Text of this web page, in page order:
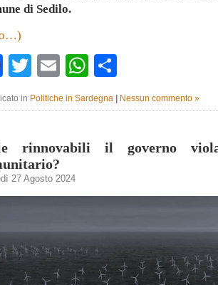
di Sedilo.
Facebook
TwitterEmailWhatsApp
in Politiche in Sardegna | Nessun commento »
rinnovabili il governo
27 Agosto 2024